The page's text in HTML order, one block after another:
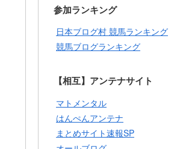
参加ランキング
日本ブログ村 競馬ランキング
競馬ブログランキング
【相互】アンテナサイト
マトメンタル
はんぺんアンテナ
まとめサイト速報SP